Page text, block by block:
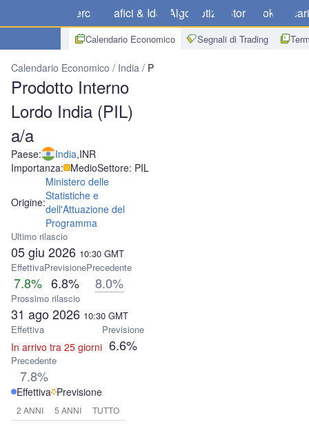
Mercati Grafici & Idee Algo Notizie Store Broker
Calendario Economico Segnali di Trading
Calendario Economico India Prodotto Interno Lordo India (PIL) a/
Prodotto Interno
Lordo India (PIL)
a/a
Paese: India,INR
Importanza: MedioSettore: PIL
Origine:
Ministero delle
Statistiche e
dell'Attuazione del
Programma
Ultimo rilascio
05 giu 2026 10:30 GMT
Effettiva
7.8%
Previsione
6.8%
Precedente
8.0%
Prossimo rilascio
31 ago 2026 10:30 GMT
Effettiva
In arrivo tra 25 giorni
Previsione
6.6%
Precedente
7.8%
Effettiva Previsione
2 ANNI 5 ANNI TUTTO